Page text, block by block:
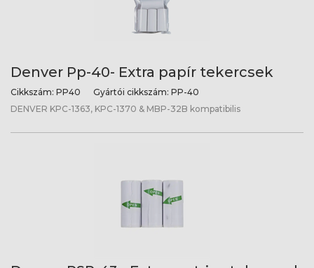
Denver Pp-40- Extra papír tekercsek
Cikkszám: PP40 Gyártói cikkszám: PP-40
DENVER KPC-1363, KPC-1370 & MBP-32B kompatibilis